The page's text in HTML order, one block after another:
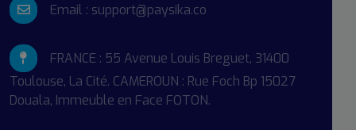
Email : support@paysika.co
FRANCE : 55 Avenue Louis Breguet, 31400
Toulouse, La Cité. CAMEROUN : Rue Foch Bp 15027
Douala, Immeuble en Face FOTON.